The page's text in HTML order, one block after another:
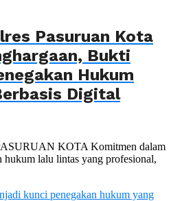
Pasuruan Kota
Bukti
Hukum
Digital
KOTA Komitmen dalam
hukum lalu lintas yang profesional,